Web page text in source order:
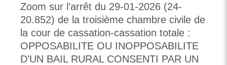
Zoom sur l’arrêt du 29-01-2026 (24-
20.852) de la troisième chambre civile de
la cour de cassation-cassation totale :
OPPOSABILITE OU INOPPOSABILITE
D'UN BAIL RURAL CONSENTI PAR UN